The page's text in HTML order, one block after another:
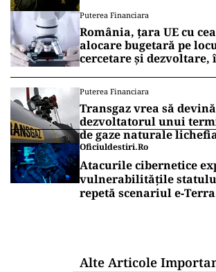
Puterea Financiara
România, țara UE cu
alocare bugetară pe
cercetare și dezvoltare,
Puterea Financiara
Transgaz vrea să
dezvoltatorul unui
de gaze naturale
Oficiuldestiri.ro
Atacurile cibernetice
vulnerabilitățile
repetă scenariul
Alte Articole